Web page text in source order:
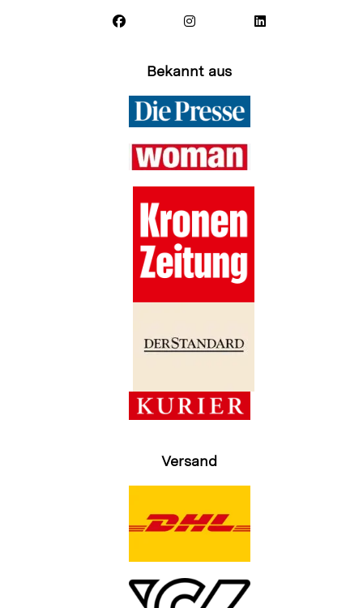
Bekannt aus
Versand